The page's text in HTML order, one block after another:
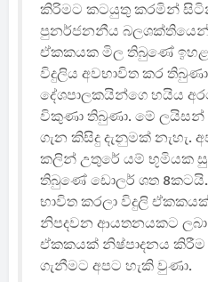
කිරිමට කටයුතු කරමින්
පුනර්ජනනීය බලශක්තියෙන්
ඒකකයක මිල තිබුණේ
විදුලිය අවභාවිත කර
දේශපාලකයින්ගෙ හයිය
විකුණා තිබුණා. මේ ලයිසන්
ගැන කිසිදු දැනුමක්
කලින් උතුරේ යම් භූමියක
තිබුණේ ඩොලර් ශත
භාවිත කරලා විදුලි
නිපදවන ආයතනයකට
ඒකකයක් නිෂ්පාදනය
ගැනීමට අපට හැකි වුණා.